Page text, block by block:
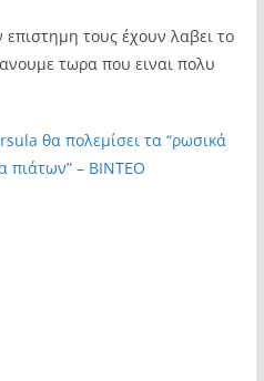
τους έχουν λαβει το
τωρα που ειναι πολυ
θα πολεμίσει τα “ρωσικά
πιάτων” – ΒΙΝΤΕΟ